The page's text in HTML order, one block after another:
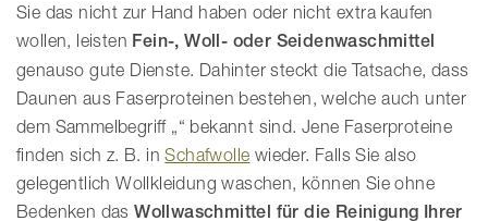
Sie das nicht zur Hand haben oder nicht extra kaufen
wollen, leisten Fein-, Woll- oder Seidenwaschmittel
genauso gute Dienste. Dahinter steckt die Tatsache, dass
Daunen aus Faserproteinen bestehen, welche auch unter
dem Sammelbegriff „“ bekannt sind. Jene Faserproteine
finden sich z. B. inSchafwolle wieder. Falls Sie also
gelegentlich Wollkleidung waschen, können Sie ohne
Bedenken dasWollwaschmittel für die Reinigung Ihrer